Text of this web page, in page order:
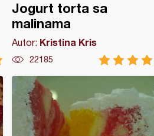
Jogurt torta sa
malinama
Autor: Kristina Kris
22185